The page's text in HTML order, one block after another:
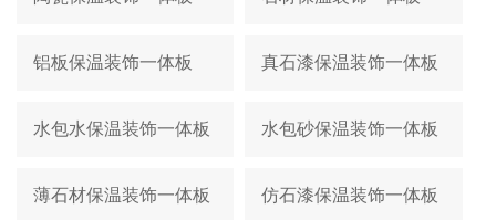
铝板保温装饰一体板 真石漆保温装饰一体板
水包水保温装饰一体板 水包砂保温装饰一体板
薄石材保温装饰一体板 仿石漆保温装饰一体板